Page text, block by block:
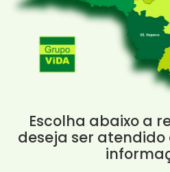
Escolha abaixo a
deseja ser